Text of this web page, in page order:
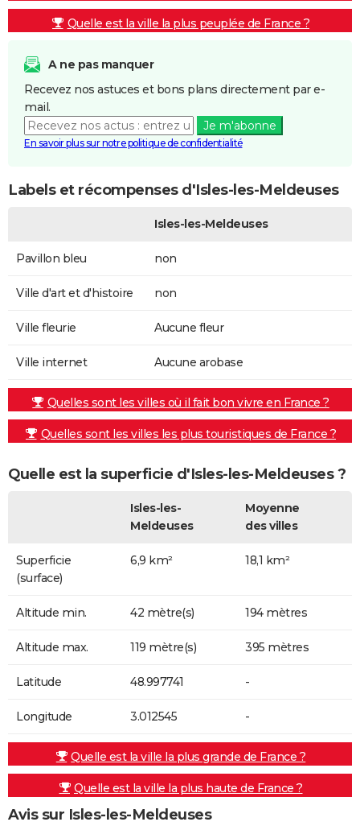
Quelle est la ville la plus peuplée de France ?
A ne pas manquer
Recevez nos astuces et bons plans directement par e-
mail.
Je m'abonne
En savoir plus sur notre politique de confidentialité
Labels et récompenses d'Isles-les-Meldeuses
Isles-les-Meldeuses
Pavillon bleu non
Ville d'art et d'histoire non
Ville fleurie Aucune fleur
Ville internet Aucune arobase
Quelles sont les villes où il fait bon vivre en France ?
Quelles sont les villes les plus touristiques de France ?
Quelle est la superficie d'Isles-les-Meldeuses ?
Isles-les-
Meldeuses
Moyenne
des villes
Superficie
(surface)
6,9 km² 18,1 km²
Altitude min. 42 mètre(s) 194 mètres
Altitude max. 119 mètre(s) 395 mètres
Latitude 48.997741 -
Longitude 3.012545 -
Quelle est la ville la plus grande de France ?
Quelle est la ville la plus haute de France ?
Avis sur Isles-les-Meldeuses